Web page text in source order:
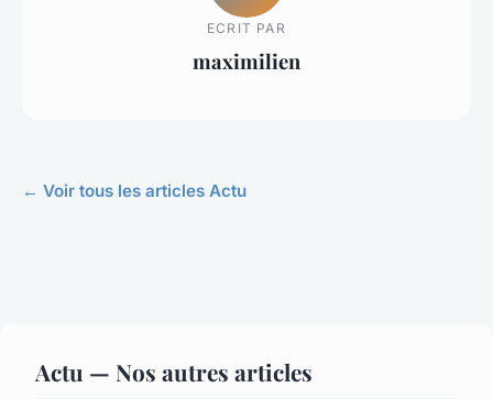
ECRIT PAR
maximilien
← Voir tous les articles Actu
Actu — Nos autres articles